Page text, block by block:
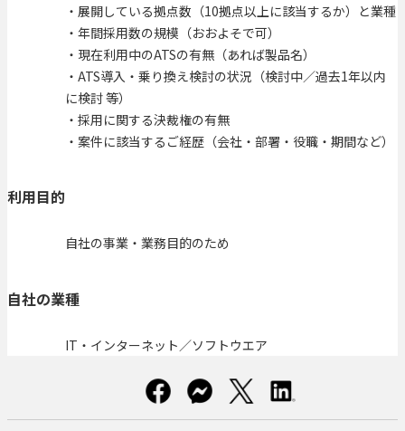
・展開している拠点数（10拠点以上に該当するか）と業種
・年間採用数の規模（おおよそで可）
・現在利用中のATSの有無（あれば製品名）
・ATS導入・乗り換え検討の状況（検討中／過去1年以内
に検討 等）
・採用に関する決裁権の有無
・案件に該当するご経歴（会社・部署・役職・期間など）
利用目的
自社の事業・業務目的のため
自社の業種
IT・インターネット／ソフトウエア